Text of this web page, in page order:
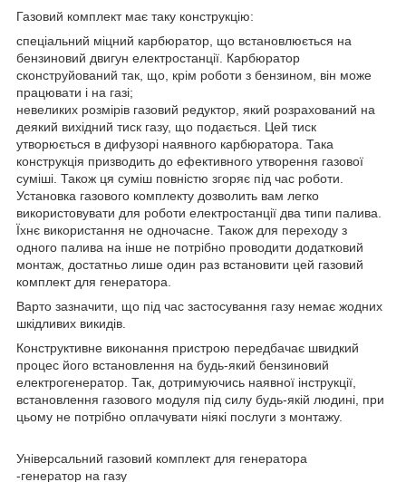
Газовий комплект має таку конструкцію:
спеціальний міцний карбюратор, що встановлюється на
бензиновий двигун електростанції. Карбюратор
сконструйований так, що, крім роботи з бензином, він може
працювати і на газі;
невеликих розмірів газовий редуктор, який розрахований на
деякий вихідний тиск газу, що подається. Цей тиск
утворюється в дифузорі наявного карбюратора. Така
конструкція призводить до ефективного утворення газової
суміші. Також ця суміш повністю згоряє під час роботи.
Установка газового комплекту дозволить вам легко
використовувати для роботи електростанції два типи палива.
Їхнє використання не одночасне. Також для переходу з
одного палива на інше не потрібно проводити додатковий
монтаж, достатньо лише один раз встановити цей газовий
комплект для генератора.
Варто зазначити, що під час застосування газу немає жодних
шкідливих викидів.
Конструктивне виконання пристрою передбачає швидкий
процес його встановлення на будь-який бензиновий
електрогенератор. Так, дотримуючись наявної інструкції,
встановлення газового модуля під силу будь-якій людині, при
цьому не потрібно оплачувати ніякі послуги з монтажу.
Універсальний газовий комплект для генератора
-генератор на газу